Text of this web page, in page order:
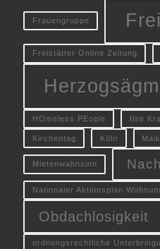
Frauengruppe
Freistätter Online Zeitung
HOmeless PEople Ilse
Kirchentag Köln
Mietenwahnsinn
Nationaler Aktionsplan
Obdachlosigkeit
ordnungsrechtliche